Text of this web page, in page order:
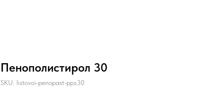
Пенополистирол 30
SKU: listovoi-penopast-pps30